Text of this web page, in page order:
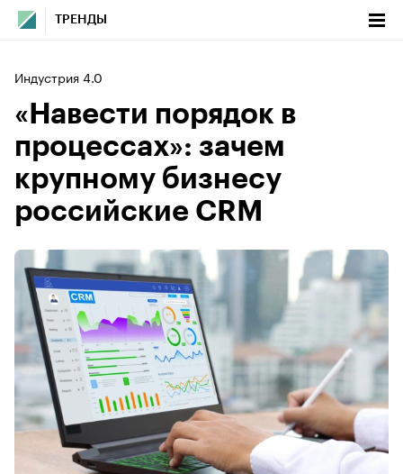
ТРЕНДЫ
Индустрия 4.0
«Навести порядок в
процессах»: зачем
крупному бизнесу
российские CRM